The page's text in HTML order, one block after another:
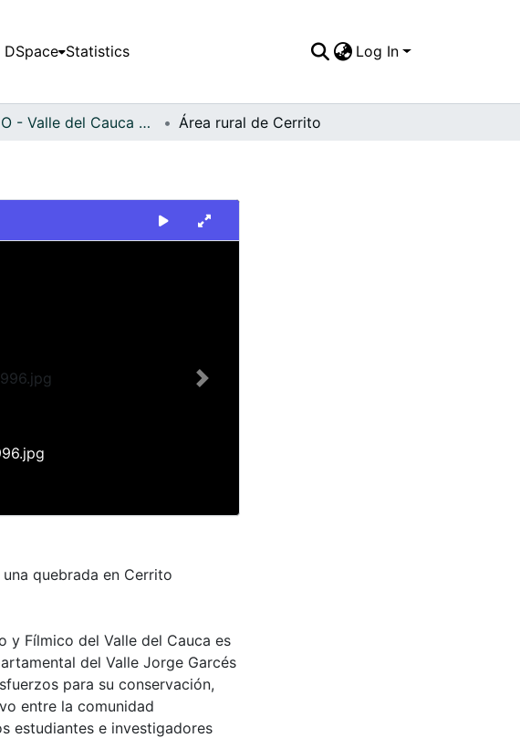
Statistics Log In
FFDO - Valle del Cauca - Patrimonial Área rural de Cerrito
Next
quebrada en Cerrito
y Fílmico del Valle del Cauca es
del Valle Jorge Garcés
para su conservación,
entre la comunidad
estudiantes e investigadores